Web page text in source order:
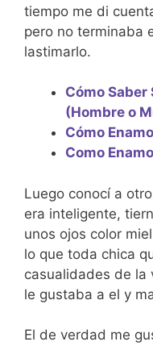
tiempo me di
pero no terminaba
lastimarlo.
Cómo
(Hombre o
Cómo
Como
Luego conocí a
era inteligente,
unos ojos color
lo que toda chica
casualidades de la
le gustaba a el y
El de verdad me